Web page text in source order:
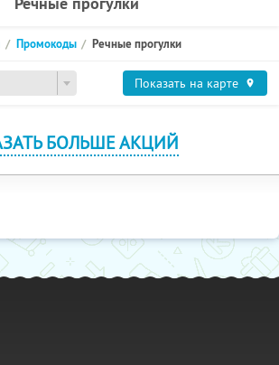
Промокоды Речные прогулки
Показать на карте
БОЛЬШЕ АКЦИЙ